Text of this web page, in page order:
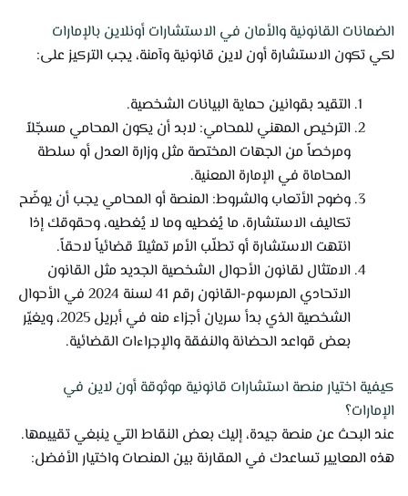
الضمانات القانونية والأمان في الاستشارات أونلاين بالإمارات
لكي تكون الاستشارة أون لاين قانونية وآمنة، يجب التركيز على:
التقيد بقوانين حماية البيانات الشخصية.
الترخيص المهني للمحامي: لابد أن يكون المحامي مسجّلاً
ومرخصاً من الجهات المختصة مثل وزارة العدل أو سلطة
المحاماة في الإمارة المعنية.
وضوح الأتعاب والشروط: المنصة أو المحامي يجب أن يوضّح
تكاليف الاستشارة، ما يُغطيه وما لا يُغطيه، وحقوقك إذا
انتهت الاستشارة أو تطلّب الأمر تمثيلاً قضائياً لاحقاً.
الامتثال لقانون الأحوال الشخصية الجديد مثل القانون
الاتحادي المرسوم-القانون رقم 41 لسنة 2024 في الأحوال
الشخصية الذي بدأ سريان أجزاء منه في أبريل 2025، ويغيّر
بعض قواعد الحضانة والنفقة والإجراءات القضائية.
كيفية اختيار منصة استشارات قانونية موثوقة أون لاين في
الإمارات؟
عند البحث عن منصة جيدة، إليك بعض النقاط التي ينبغي تقييمها.
هذه المعايير تساعدك في المقارنة بين المنصات واختيار الأفضل: